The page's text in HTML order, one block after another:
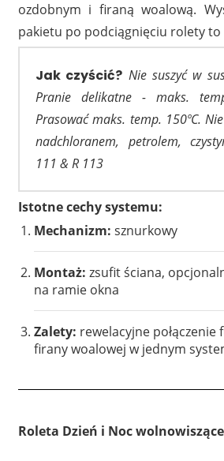
ozdobnym i firaną woalową.
pakietu po podciągnięciu rolety to
Jak czyścić? Nie suszyć w
Pranie delikatne - maks.
Prasować maks. temp. 150ºC.
nadchloranem, petrolem,
111 & R 113
Istotne cechy systemu:
Mechanizm: sznurkowy
Montaż: zsufit ściana,
na ramie okna
Zalety: rewelacyjne połączenie
firany woalowej w jednym
Roleta Dzień i Noc wolnowiszące